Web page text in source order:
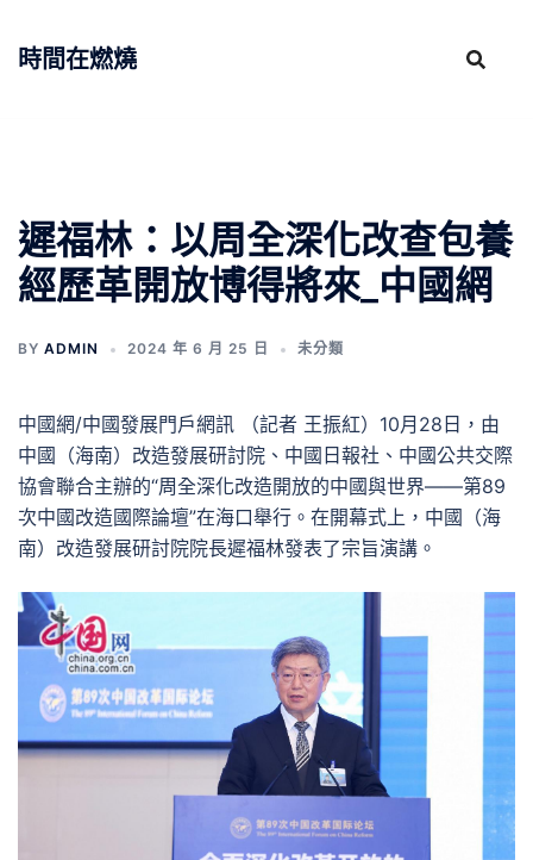
時間在燃燒
遲福林：以周全深化改查包養
經歷革開放博得將來_中國網
BY ADMIN 2024 年 6 月 25 日 未分類
中國網/中國發展門戶網訊 （記者 王振紅）10月28日，由
中國（海南）改造發展研討院、中國日報社、中國公共交際
協會聯合主辦的“周全深化改造開放的中國與世界——第89
次中國改造國際論壇”在海口舉行。在開幕式上，中國（海
南）改造發展研討院院長遲福林發表了宗旨演講。